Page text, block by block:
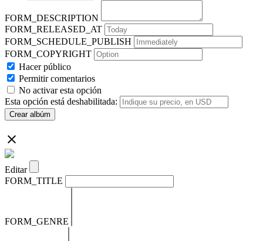
FORM_DESCRIPTION
FORM_RELEASED_AT
FORM_SCHEDULE_PUBLISH
FORM_COPYRIGHT
Hacer público
Permitir comentarios
No activar esta opción
Esta opción está deshabilitada:
Crear albúm
Editar
FORM_TITLE
FORM_GENRE